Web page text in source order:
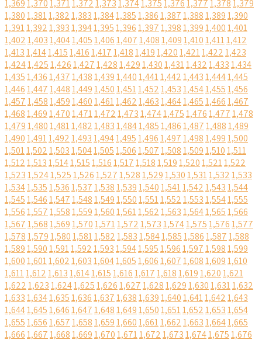
1,3691,3701,3711,3721,3731,3741,3751,3761,3771,3781,379
1,3801,3811,3821,3831,3841,3851,3861,3871,3881,3891,390
1,3911,3921,3931,3941,3951,3961,3971,3981,3991,4001,401
1,4021,4031,4041,4051,4061,4071,4081,4091,4101,4111,412
1,4131,4141,4151,4161,4171,4181,4191,4201,4211,4221,423
1,4241,4251,4261,4271,4281,4291,4301,4311,4321,4331,434
1,4351,4361,4371,4381,4391,4401,4411,4421,4431,4441,445
1,4461,4471,4481,4491,4501,4511,4521,4531,4541,4551,456
1,4571,4581,4591,4601,4611,4621,4631,4641,4651,4661,467
1,4681,4691,4701,4711,4721,4731,4741,4751,4761,4771,478
1,4791,4801,4811,4821,4831,4841,4851,4861,4871,4881,489
1,4901,4911,4921,4931,4941,4951,4961,4971,4981,4991,500
1,5011,5021,5031,5041,5051,5061,5071,5081,5091,5101,511
1,5121,5131,5141,5151,5161,5171,5181,5191,5201,5211,522
1,5231,5241,5251,5261,5271,5281,5291,5301,5311,5321,533
1,5341,5351,5361,5371,5381,5391,5401,5411,5421,5431,544
1,5451,5461,5471,5481,5491,5501,5511,5521,5531,5541,555
1,5561,5571,5581,5591,5601,5611,5621,5631,5641,5651,566
1,5671,5681,5691,5701,5711,5721,5731,5741,5751,5761,577
1,5781,5791,5801,5811,5821,5831,5841,5851,5861,5871,588
1,5891,5901,5911,5921,5931,5941,5951,5961,5971,5981,599
1,6001,6011,6021,6031,6041,6051,6061,6071,6081,6091,610
1,6111,6121,6131,6141,6151,6161,6171,6181,6191,6201,621
1,6221,6231,6241,6251,6261,6271,6281,6291,6301,6311,632
1,6331,6341,6351,6361,6371,6381,6391,6401,6411,6421,643
1,6441,6451,6461,6471,6481,6491,6501,6511,6521,6531,654
1,6551,6561,6571,6581,6591,6601,6611,6621,6631,6641,665
1,6661,6671,6681,6691,6701,6711,6721,6731,6741,6751,676